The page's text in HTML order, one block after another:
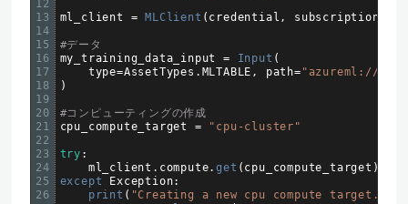
12
13
14
15
16
17
18
19
20
21
22
23
24
25
26
ml_client = MLClient ( credential , subscription_id
#データ
my_training_data_input
= Input (
type=AssetTypes . MLTABLE , path= "azureml://
)
#コンピューティングの作成
cpu_compute_target
= "cpu-cluster"
try :
ml_client . compute.get ( cpu_compute_target )
except
Exception:
print ( "Creating a new cpu compute target..."